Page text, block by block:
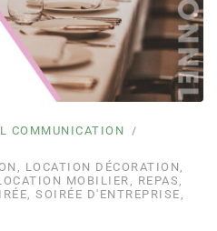
COMMUNICATION
LOCATION DÉCORATION
MOBILIER REPAS
SOIRÉE D'ENTREPRISE